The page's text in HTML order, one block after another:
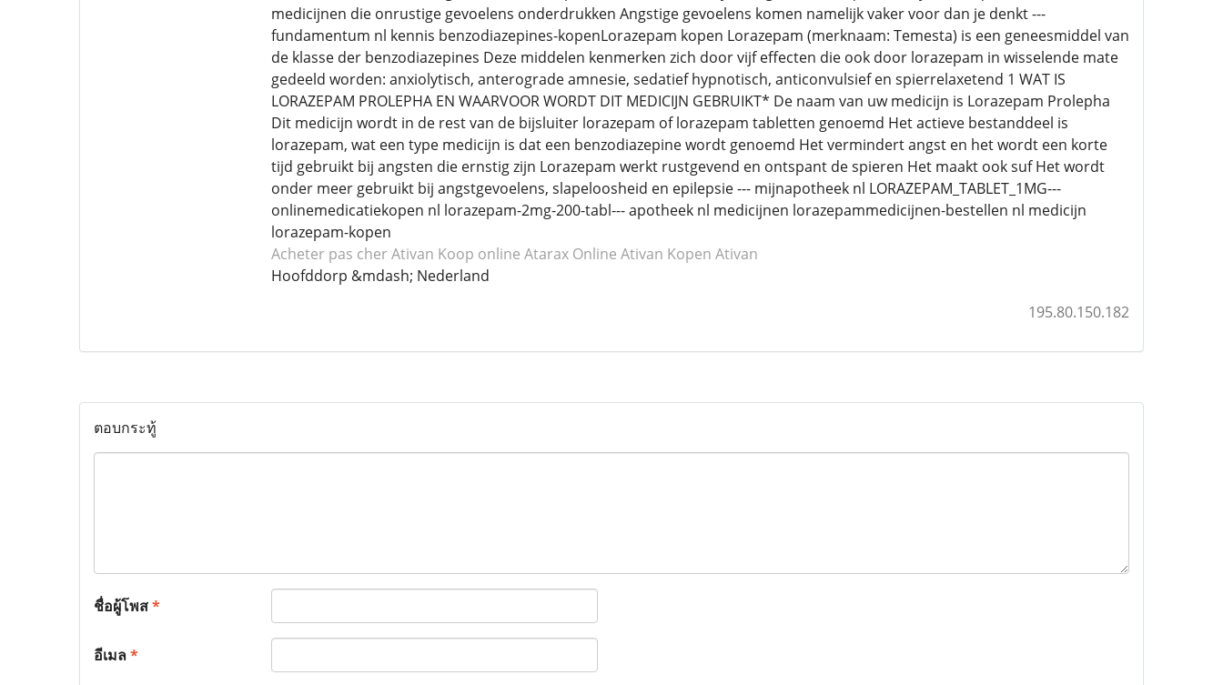
medicijnen die onrustige gevoelens onderdrukken Angstige gevoelens komen namelijk vaker voor dan je denkt ---
fundamentum nl kennis benzodiazepines-kopenLorazepam kopen Lorazepam (merknaam: Temesta) is een geneesmiddel van
de klasse der benzodiazepines Deze middelen kenmerken zich door vijf effecten die ook door lorazepam in wisselende mate
gedeeld worden: anxiolytisch, anterograde amnesie, sedatief hypnotisch, anticonvulsief en spierrelaxetend 1 WAT IS
LORAZEPAM PROLEPHA EN WAARVOOR WORDT DIT MEDICIJN GEBRUIKT* De naam van uw medicijn is Lorazepam Prolepha
Dit medicijn wordt in de rest van de bijsluiter lorazepam of lorazepam tabletten genoemd Het actieve bestanddeel is
lorazepam, wat een type medicijn is dat een benzodiazepine wordt genoemd Het vermindert angst en het wordt een korte
tijd gebruikt bij angsten die ernstig zijn Lorazepam werkt rustgevend en ontspant de spieren Het maakt ook suf Het wordt
onder meer gebruikt bij angstgevoelens, slapeloosheid en epilepsie --- mijnapotheek nl LORAZEPAM_TABLET_1MG---
onlinemedicatiekopen nl lorazepam-2mg-200-tabl--- apotheek nl medicijnen lorazepammedicijnen-bestellen nl medicijn
lorazepam-kopen
Acheter pas cher Ativan Koop online Atarax Online Ativan Kopen Ativan
Hoofddorp &mdash; Nederland
195.80.150.182
ตอบกระทู้
ชื่อผู้โพส*
อีเมล*